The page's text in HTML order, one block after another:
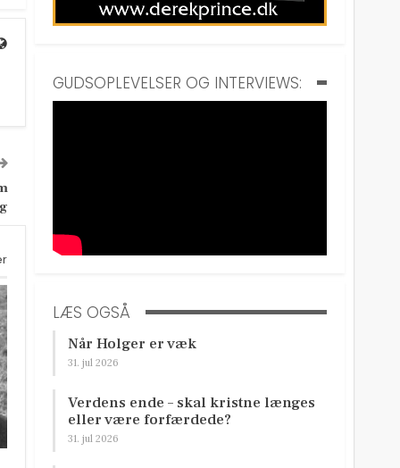
GUDSOPLEVELSER OG INTERVIEWS:
LÆS OGSÅ
Når Holger er væk
31. jul 2026
Verdens ende – skal kristne længes
eller være forfærdede?
31. jul 2026